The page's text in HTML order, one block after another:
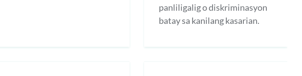
panliligalig o diskriminasyon
batay sa kanilang kasarian.